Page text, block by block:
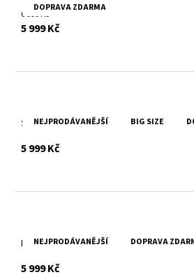
DOPRAVA ZDARMA
6 999 Kč
5 999 Kčs DPH
NEJPRODÁVANĚJŠÍ BIG SIZE
Šedá kožená pánská bunda s úplety
5 999 Kčs DPH
NEJPRODÁVANĚJŠÍ DOPRAVA
Pánská kožená bunda s úplety Divoký
5 999 Kčs DPH